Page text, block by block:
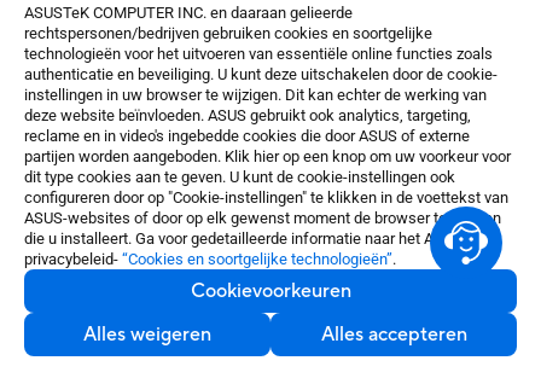
ASUSTeK COMPUTER INC. en daaraan gelieerde
rechtspersonen/bedrijven gebruiken cookies en soortgelijke
technologieën voor het uitvoeren van essentiële online functies zoals
authenticatie en beveiliging. U kunt deze uitschakelen door de cookie-
instellingen in uw browser te wijzigen. Dit kan echter de werking van
deze website beïnvloeden. ASUS gebruikt ook analytics, targeting,
reclame en in video's ingebedde cookies die door ASUS of externe
partijen worden aangeboden. Klik hier op een knop om uw voorkeur voor
dit type cookies aan te geven. U kunt de cookie-instellingen ook
configureren door op "Cookie-instellingen" te klikken in de voettekst van
ASUS-websites of door op elk gewenst moment de browser te openen
die u installeert. Ga voor gedetailleerde informatie naar het ASUS-
privacybeleid- “Cookies en soortgelijke technologieën”.
Cookievoorkeuren
Alles weigeren
Alles accepteren
Privacy Policy
About CSR for global
Koop ASUS Garantie uitbreiding!
ASUS Premium Care
Netherlands / Nederlands
Terms of Use Notice